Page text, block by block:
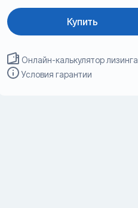
Купить
Онлайн-калькулятор лизинга
Условия гарантии